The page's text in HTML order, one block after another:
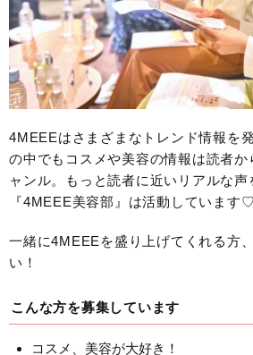
4MEEEはさまざまなトレンド情報を
の中でもコスメや美容の情報は読者
ャンル。もっと読者に近いリアルな声
『4MEEE美容部』は活動しています♡
一緒に4MEEEを盛り上げてくれる方
い！
こんな方を募集しています
コスメ、美容が大好き！